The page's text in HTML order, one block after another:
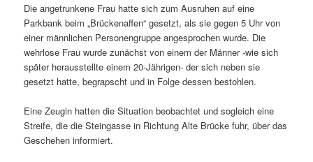
Die angetrunkene Frau hatte sich zum Ausruhen auf eine
Parkbank beim „Brückenaffen“ gesetzt, als sie gegen 5 Uhr von
einer männlichen Personengruppe angesprochen wurde. Die
wehrlose Frau wurde zunächst von einem der Männer -wie sich
später herausstellte einem 20-Jährigen- der sich neben sie
gesetzt hatte, begrapscht und in Folge dessen bestohlen.
Eine Zeugin hatten die Situation beobachtet und sogleich eine
Streife, die die Steingasse in Richtung Alte Brücke fuhr, über das
Geschehen informiert.